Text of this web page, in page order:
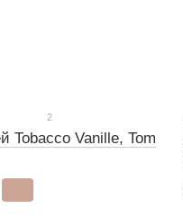
2
Tobacco Vanille, Tom